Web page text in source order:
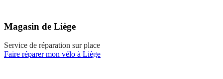
Magasin de Liège
Service de réparation sur place
Faire réparer mon vélo à Liège